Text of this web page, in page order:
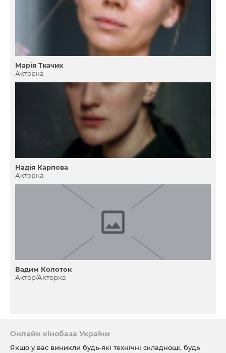
Марія Ткачик
Акторка
Надiя Карпова
Акторка
Вадим Колоток
Актор/Акторка
Онлайн кінобаза України
Якщо у вас виникли будь-які технічні складнощі, будь